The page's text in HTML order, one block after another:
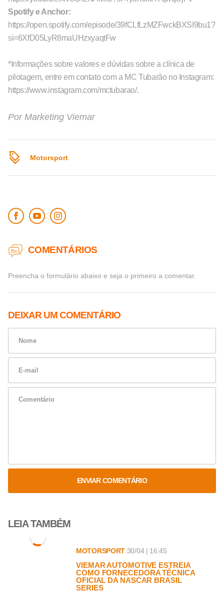
Spotify e Anchor:
https://open.spotify.com/episode/39fCLfLzMZFwckBXSI9bu1?
si=6XfD05LyR8maUHzxyaqtFw
*Informações sobre valores e dúvidas sobre a clínica de
pilotagem, entre em contato com a MC Tubarão no Instagram:
https://www.instagram.com/mctubarao/.
Por Marketing Viemar
Motorsport
COMENTÁRIOS
Preencha o formulário abaixo e seja o primeiro a comentar.
DEIXAR UM COMENTÁRIO
ENVIAR COMENTÁRIO
LEIA TAMBÉM
MOTORSPORT 30/04 | 16:45
VIEMAR AUTOMOTIVE ESTREIA
COMO FORNECEDORA TÉCNICA
OFICIAL DA NASCAR BRASIL
SERIES